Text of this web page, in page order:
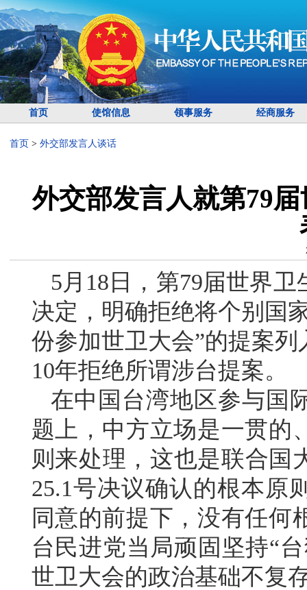
首页 使馆信息 领事服务 经商服务
首页 > 外交部发言人谈话
外交部发言人就第79
5月18日，第79届世界
决定，明确拒绝将个别国
份参加世卫大会”的提案
10年拒绝所谓涉台提案。
在中国台湾地区参与国
题上，中方立场是一贯的
则来处理，这也是联合国
25.1号决议确认的根本原
同意的前提下，没有任何
台民进党当局顽固坚持“
世卫大会的政治基础不复